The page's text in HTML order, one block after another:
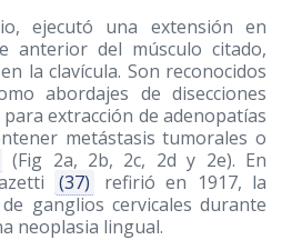
ejecutó una extensión en
anterior del músculo citado,
la clavícula. Son reconocidos
abordajes de disecciones
extracción de adenopatías
metástasis tumorales o
(Fig 2a, 2b, 2c, 2d y 2e). En
(37)
refirió en 1917, la
ganglios cervicales durante
neoplasia lingual.